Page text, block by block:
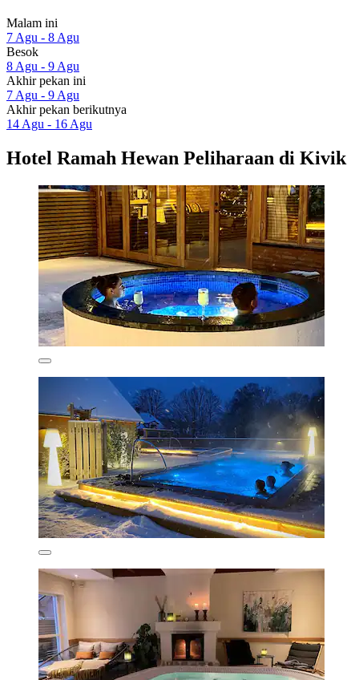
Malam ini
7 Agu - 8 Agu
Besok
8 Agu - 9 Agu
Akhir pekan ini
7 Agu - 9 Agu
Akhir pekan berikutnya
14 Agu - 16 Agu
Hotel Ramah Hewan Peliharaan di Kivik